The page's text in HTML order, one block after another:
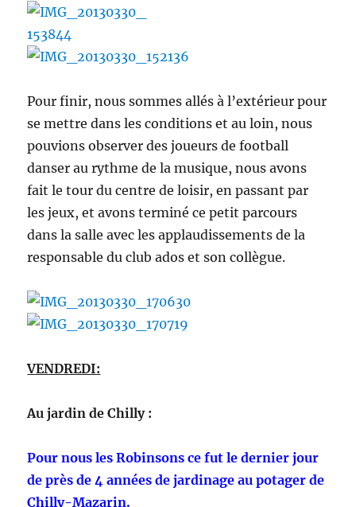
Pour finir, nous sommes allés à l’extérieur pour
se mettre dans les conditions et au loin, nous
pouvions observer des joueurs de football
danser au rythme de la musique, nous avons
fait le tour du centre de loisir, en passant par
les jeux, et avons terminé ce petit parcours
dans la salle avec les applaudissements de la
responsable du club ados et son collègue.
VENDREDI:
Au jardin de Chilly :
Pour nous les Robinsons ce fut le dernier jour
de près de 4 années de jardinage au potager de
Chilly-Mazarin.